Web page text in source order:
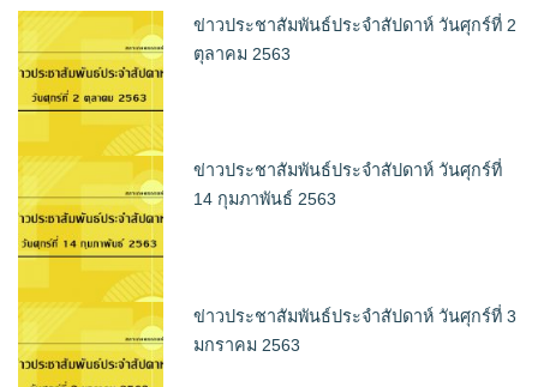
ข่าวประชาสัมพันธ์ประจำสัปดาห์ วันศุกร์ที่ 2
ตุลาคม 2563
ข่าวประชาสัมพันธ์ประจำสัปดาห์ วันศุกร์ที่
14 กุมภาพันธ์ 2563
ข่าวประชาสัมพันธ์ประจำสัปดาห์ วันศุกร์ที่ 3
มกราคม 2563